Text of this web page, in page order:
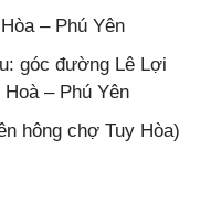
– Phú Yên
góc đường Lê Lợi
– Phú Yên
hông chợ Tuy Hòa)